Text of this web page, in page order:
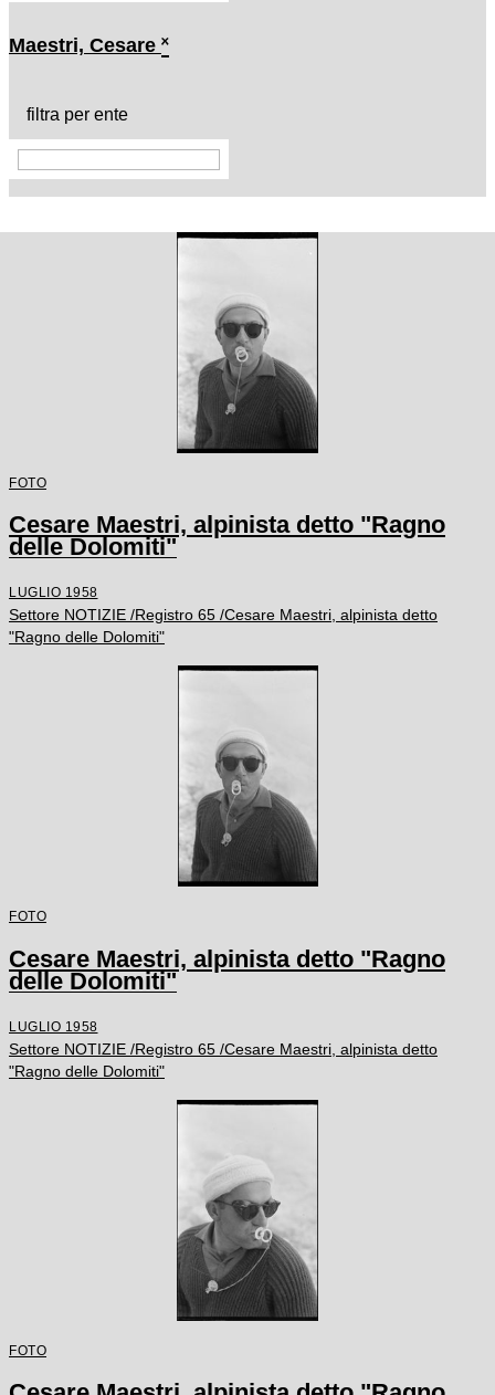
Maestri, Cesare ˟
filtra per ente
FOTO
Cesare Maestri, alpinista detto "Ragno
delle Dolomiti"
LUGLIO 1958
Settore NOTIZIE /Registro 65 /Cesare Maestri, alpinista detto
"Ragno delle Dolomiti"
FOTO
Cesare Maestri, alpinista detto "Ragno
delle Dolomiti"
LUGLIO 1958
Settore NOTIZIE /Registro 65 /Cesare Maestri, alpinista detto
"Ragno delle Dolomiti"
FOTO